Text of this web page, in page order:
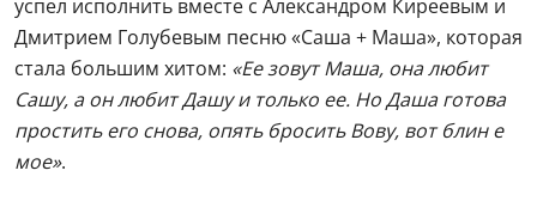
успел исполнить вместе с Александром Киреевым и
Дмитрием Голубевым песню «Саша + Маша», которая
стала большим хитом: «Ее зовут Маша, она любит
Сашу, а он любит Дашу и только ее. Но Даша готова
простить его снова, опять бросить Вову, вот блин е
мое».